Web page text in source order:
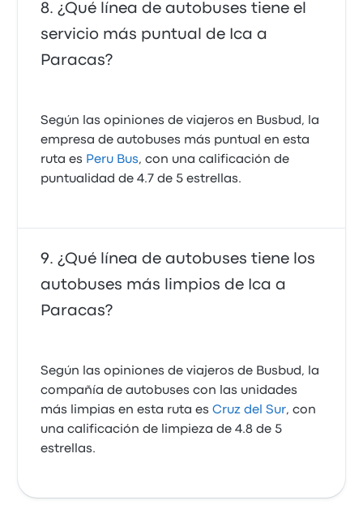
¿Qué línea de autobuses tiene el
servicio más puntual de Ica a
Paracas?
Según las opiniones de viajeros en Busbud, la
empresa de autobuses más puntual en esta
ruta es Peru Bus, con una calificación de
puntualidad de 4.7 de 5 estrellas.
¿Qué línea de autobuses tiene los
autobuses más limpios de Ica a
Paracas?
Según las opiniones de viajeros de Busbud, la
compañía de autobuses con las unidades
más limpias en esta ruta esCruz del Sur, con
una calificación de limpieza de 4.8 de 5
estrellas.